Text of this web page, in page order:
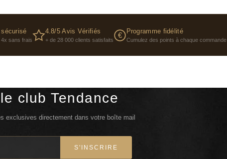
sans frais
4.8/5 Avis Vérifiés
+ de 28 000 clients satisfaits
€ Programme fidélité
Cumulez des points à chaque commande
club Tendance
exclusives directement dans votre boîte mail
S'INSCRIRE